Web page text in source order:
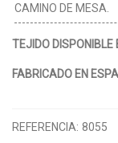
CAMINO DE MESA.
TEJIDO DISPONIBLE
FABRICADO EN
REFERENCIA: 8055